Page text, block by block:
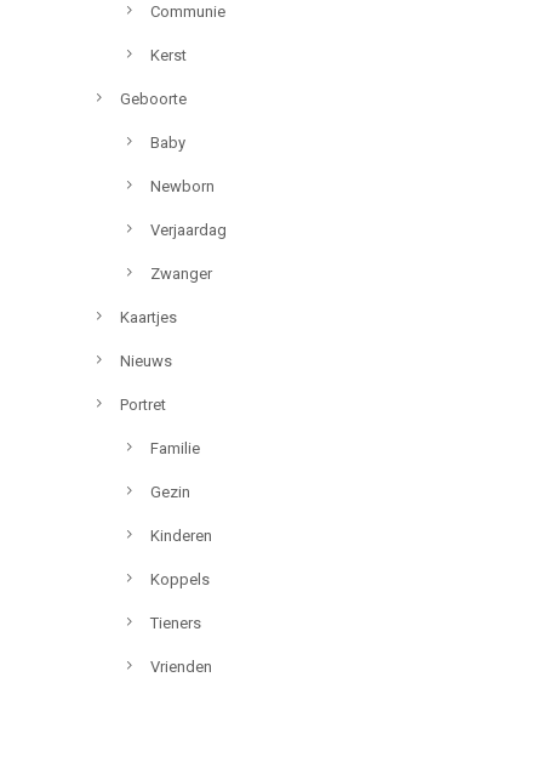
Communie
Kerst
Geboorte
Baby
Newborn
Verjaardag
Zwanger
Kaartjes
Nieuws
Portret
Familie
Gezin
Kinderen
Koppels
Tieners
Vrienden